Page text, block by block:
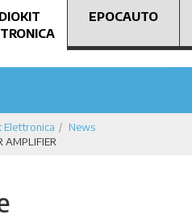
EPOCAUTO
Elettronica
News
AMPLIFIER